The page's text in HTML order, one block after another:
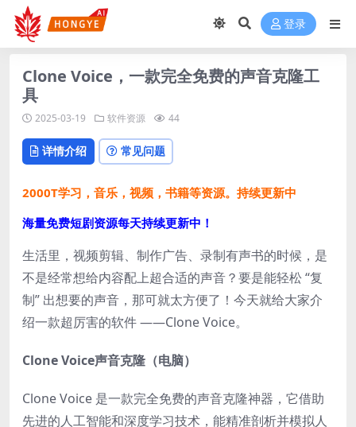
登录
Clone Voice，一款完全免费的声音克隆工
具
2025-03-19 软件资源 44
详情介绍 常见问题
2000T学习，音乐，视频，书籍等资源。持续更新中
海量免费短剧资源每天持续更新中！
生活里，视频剪辑、制作广告、录制有声书的时候，是
不是经常想给内容配上超合适的声音？要是能轻松 “复
制” 出想要的声音，那可就太方便了！今天就给大家介
绍一款超厉害的软件 ——Clone Voice。
Clone Voice声音克隆（电脑）
Clone Voice 是一款完全免费的声音克隆神器，它借助
先进的人工智能和深度学习技术，能精准剖析并模拟人